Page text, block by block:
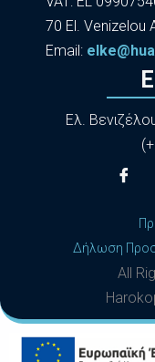
70 El. Venizelou
Εmail:
Ελ.
Δήλωση
All